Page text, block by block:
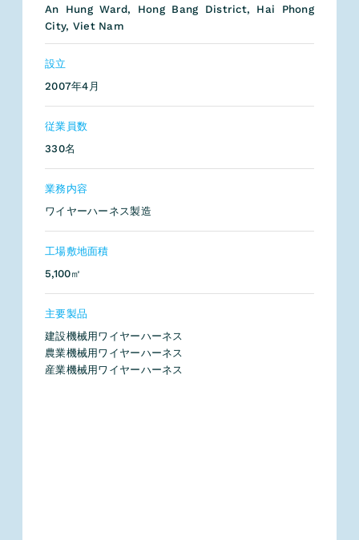
An Hung Ward, Hong Bang District, Hai Phong
City, Viet Nam
設立
2007年4月
従業員数
330名
業務内容
ワイヤーハーネス製造
工場敷地面積
5,100㎡
主要製品
建設機械用ワイヤーハーネス
農業機械用ワイヤーハーネス
産業機械用ワイヤーハーネス